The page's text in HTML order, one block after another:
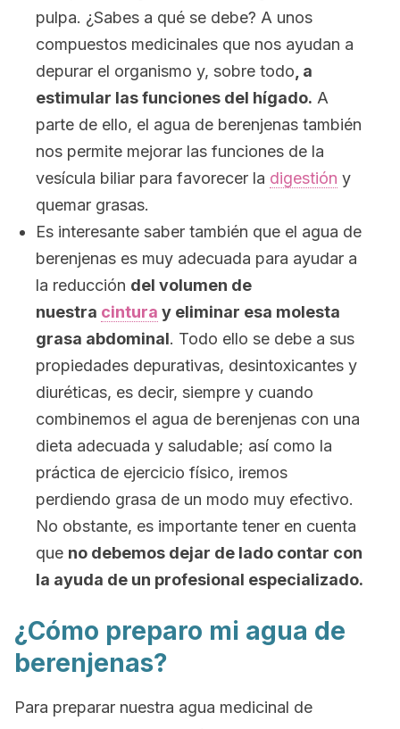
pulpa. ¿Sabes a qué se debe? A unos
compuestos medicinales que nos ayudan a
depurar el organismo y, sobre todo , a
estimular las funciones del hígado. A
parte de ello, el agua de berenjenas también
nos permite mejorar las funciones de la
vesícula biliar para favorecer la digestión y
quemar grasas.
Es interesante saber también que el agua de
berenjenas es muy adecuada para ayudar a
la reducción del volumen de
nuestra cintura y eliminar esa molesta
grasa abdominal. Todo ello se debe a sus
propiedades depurativas, desintoxicantes y
diuréticas, es decir, siempre y cuando
combinemos el agua de berenjenas con una
dieta adecuada y saludable; así como la
práctica de ejercicio físico, iremos
perdiendo grasa de un modo muy efectivo.
No obstante, es importante tener en cuenta
que no debemos dejar de lado contar con
la ayuda de un profesional especializado.
¿Cómo preparo mi agua de
berenjenas?
Para preparar nuestra agua medicinal de